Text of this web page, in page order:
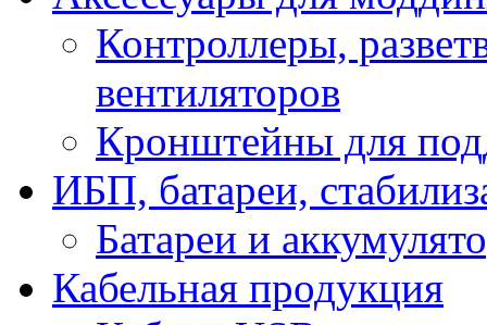
Контроллеры,
вентиляторов
Кронштейны для
ИБП, батареи,
Батареи и
Кабельная продукция